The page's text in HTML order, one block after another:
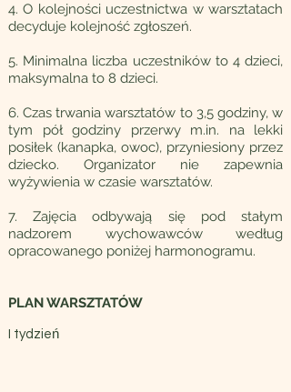
4. O kolejności uczestnictwa w warsztatach
decyduje kolejność zgłoszeń.
5. Minimalna liczba uczestników to 4 dzieci,
maksymalna to 8 dzieci.
6. Czas trwania warsztatów to 3,5 godziny, w
tym pół godziny przerwy m.in. na lekki
posiłek (kanapka, owoc), przyniesiony przez
dziecko. Organizator nie zapewnia
wyżywienia w czasie warsztatów.
7. Zajęcia odbywają się pod stałym
nadzorem wychowawców według
opracowanego poniżej harmonogramu.
PLAN WARSZTATÓW
I tydzień